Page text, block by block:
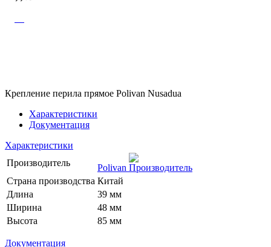
Крепление перила прямое Polivan Nusadua
Характеристики
Документация
Характеристики
Производитель
Polivan
Страна производства Китай
Длина
39 мм
Ширина
48 мм
Высота
85 мм
Документация